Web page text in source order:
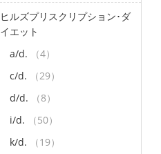
ヒルズプリスクリプション･ダ
イエット
a/d.
（4）
c/d.
（29）
d/d.
（8）
i/d.
（50）
k/d.
（19）